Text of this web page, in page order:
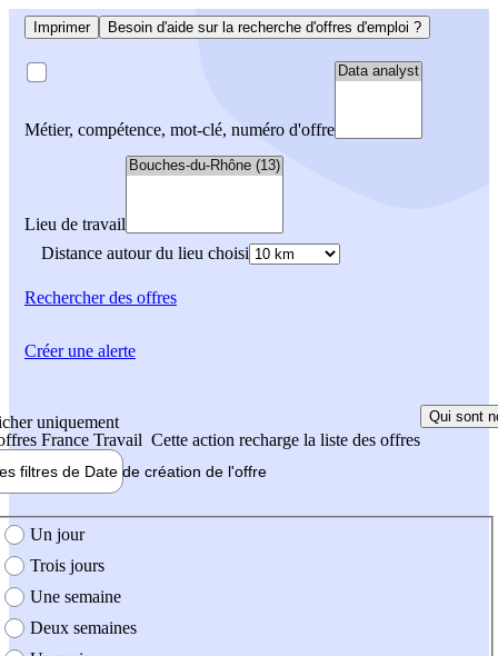
Imprimer Besoin d'aide sur la recherche d'offres d'emploi ?
Métier, compétence, mot-clé, numéro d'offre
Lieu de travail
Distance autour du lieu choisi
Rechercherdes offres
uniquement
France Travail Cette action recharge la liste des offres
Qui sont
filtres de Date de création de l'offre
création de l'offre
Un jour
Trois jours
Une semaine
Deux semaines
Créer une alerte